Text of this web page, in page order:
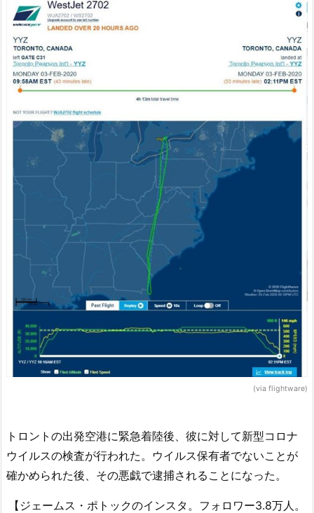
(via flightware)
トロントの出発空港に緊急着陸後、彼に対して新型コロナ
ウイルスの検査が行われた。ウイルス保有者でないことが
確かめられた後、その悪戯で逮捕されることになった。
【ジェームス・ポトックのインスタ。フォロワー3.8万人。